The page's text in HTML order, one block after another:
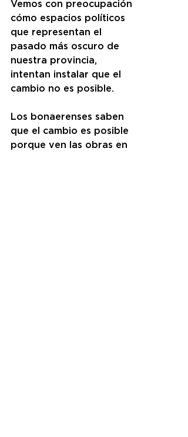
Vemos con preocupación
cómo espacios políticos
que representan el
pasado más oscuro de
nuestra provincia,
intentan instalar que el
cambio no es posible.
Los bonaerenses saben
que el cambio es posible
porque ven las obras en